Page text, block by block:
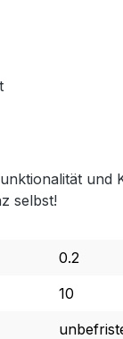
selbst!
0.2
10